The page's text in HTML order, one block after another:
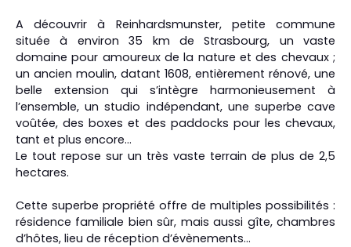
A découvrir à Reinhardsmunster, petite commune
située à environ 35 km de Strasbourg, un vaste
domaine pour amoureux de la nature et des chevaux ;
un ancien moulin, datant 1608, entièrement rénové, une
belle extension qui s’intègre harmonieusement à
l’ensemble, un studio indépendant, une superbe cave
voûtée, des boxes et des paddocks pour les chevaux,
tant et plus encore…
Le tout repose sur un très vaste terrain de plus de 2,5
hectares.
Cette superbe propriété offre de multiples possibilités :
résidence familiale bien sûr, mais aussi gîte, chambres
d’hôtes, lieu de réception d’évènements…